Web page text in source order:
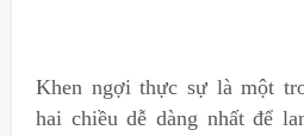
Khen ngợi thực sự là một
hai chiều dễ dàng nhất để